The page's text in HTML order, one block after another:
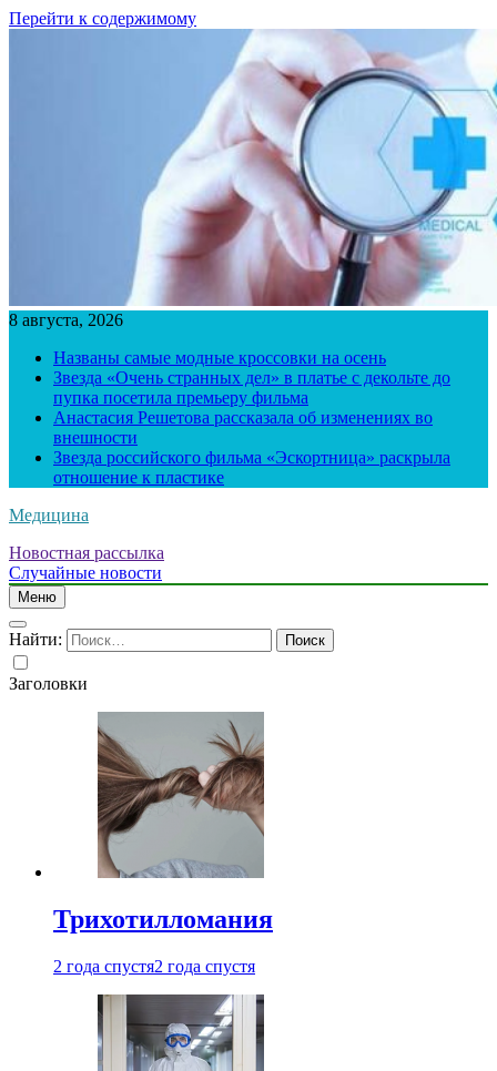
Перейти к содержимому
8 августа, 2026
Названы самые модные кроссовки на осень
Звезда «Очень странных дел» в платье с декольте до
пупка посетила премьеру фильма
Анастасия Решетова рассказала об изменениях во
внешности
Звезда российского фильма «Эскортница» раскрыла
отношение к пластике
Медицина
Новостная рассылка
Случайные новости
Меню
Найти:
Заголовки
Трихотилломания
2 года спустя2 года спустя